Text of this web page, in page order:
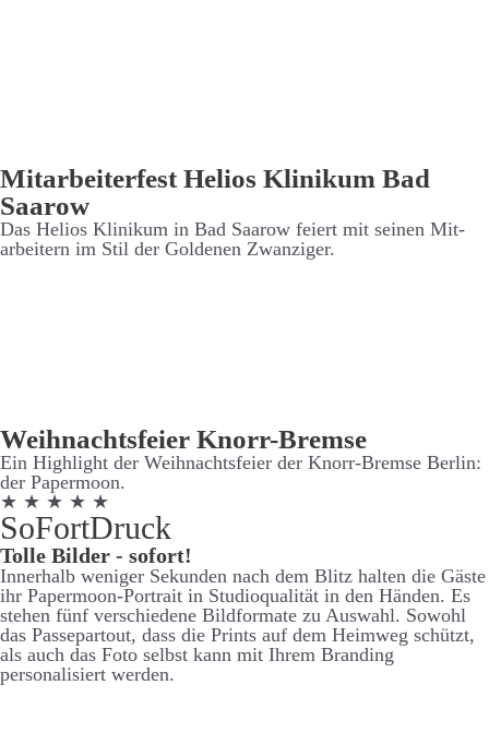
Mit­arbeiter­fest Helios Klinikum Bad
Saarow
Das Helios Klinikum in Bad Saarow feiert mit seinen Mit­
arbeitern im Stil der Goldenen Zwanziger.
Weih­nachts­feier Knorr-Bremse
Ein High­light der Weih­nachts­feier der Knorr-Bremse Berlin:
der Paper­moon.
★ ★ ★ ★ ★
SoFort­Druck
Tolle Bilder - sofort!
Inner­halb weniger Se­kunden nach dem Blitz halten die Gäste
ihr Paper­moon-Portrait in Studio­qualität in den Händen. Es
stehen fünf ver­schiedene Bild­formate zu Aus­wahl. So­wohl
das Passe­partout, dass die Prints auf dem Heim­weg schützt,
als auch das Foto selbst kann mit Ihrem Branding
personalisiert werden.